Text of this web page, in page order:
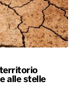
territorio
alle stelle